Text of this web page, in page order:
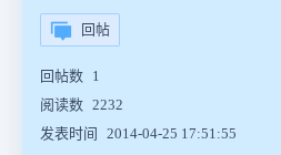
回帖
回帖数 1
阅读数 2232
发表时间
2014-04-25 17:51:55